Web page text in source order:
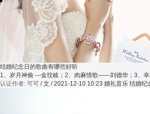
结婚纪念日的歌曲有哪些好听
1、岁月神偷 ---金玟岐；2、肉麻情歌——刘德华；3
认证作者: 可可 / 文 / 2021-12-10 10:23 婚礼音乐 结婚纪